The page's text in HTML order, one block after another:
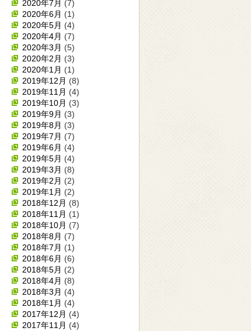
2020年7月 (7)
2020年6月 (1)
2020年5月 (4)
2020年4月 (7)
2020年3月 (5)
2020年2月 (3)
2020年1月 (1)
2019年12月 (8)
2019年11月 (4)
2019年10月 (3)
2019年9月 (3)
2019年8月 (3)
2019年7月 (7)
2019年6月 (4)
2019年5月 (4)
2019年3月 (8)
2019年2月 (2)
2019年1月 (2)
2018年12月 (8)
2018年11月 (1)
2018年10月 (7)
2018年8月 (7)
2018年7月 (1)
2018年6月 (6)
2018年5月 (2)
2018年4月 (8)
2018年3月 (4)
2018年1月 (4)
2017年12月 (4)
2017年11月 (4)